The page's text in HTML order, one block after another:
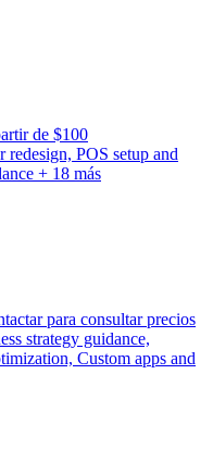
de $100
POS setup and
+ 18 más
para consultar precios
strategy guidance,
Custom apps and